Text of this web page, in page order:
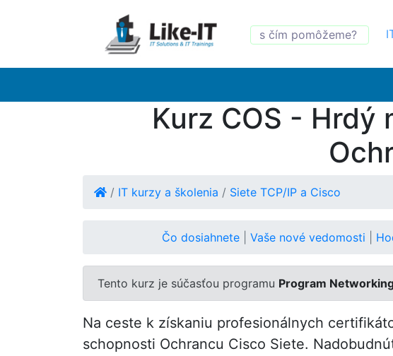
Kurz COS -
/ IT kurzy a školenia / Siete TCP/IP a Cisco
Čo dosiahnete Vaše nové vedomosti
Tento kurz je súčasťou programu Program
Na ceste k získaniu profesionálnych
schopnosti Ochrancu Cisco Siete.